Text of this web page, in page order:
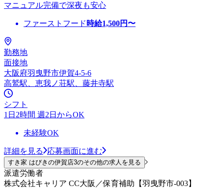
マニュアル完備で深夜も安心
ファーストフード 時給1,500円〜
勤務地
面接地
大阪府羽曳野市伊賀4-5-6
高鷲駅、恵我ノ荘駅、藤井寺駅
シフト
1日2時間 週2日からOK
未経験OK
詳細を見る 応募画面に進む
すき家 はびきの伊賀店3のその他の求人を見る
派遣労働者
株式会社キャリア CC大阪／保育補助【羽曳野市-003】